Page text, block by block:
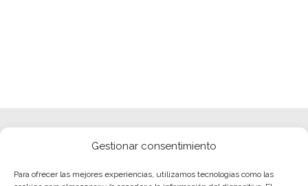
Gestionar consentimiento
Para ofrecer las mejores experiencias, utilizamos tecnologías como las